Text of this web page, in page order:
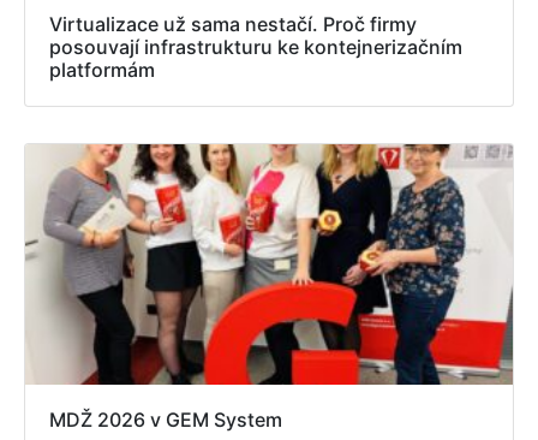
Virtualizace už sama nestačí. Proč firmy
posouvají infrastrukturu ke kontejnerizačním
platformám
MDŽ 2026 v GEM System